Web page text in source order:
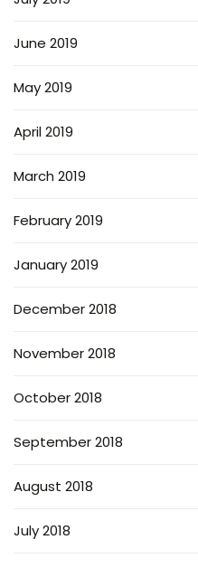
June 2019
May 2019
April 2019
March 2019
February 2019
January 2019
December 2018
November 2018
October 2018
September 2018
August 2018
July 2018